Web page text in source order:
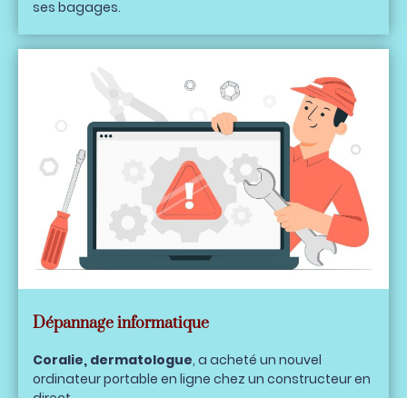
ses bagages.
Dépannage informatique
Coralie, dermatologue, a acheté un nouvel
ordinateur portable en ligne chez un constructeur en